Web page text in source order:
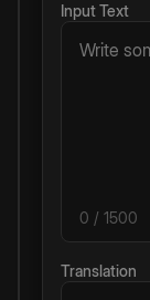
Input Text
0 / 1500
Translation